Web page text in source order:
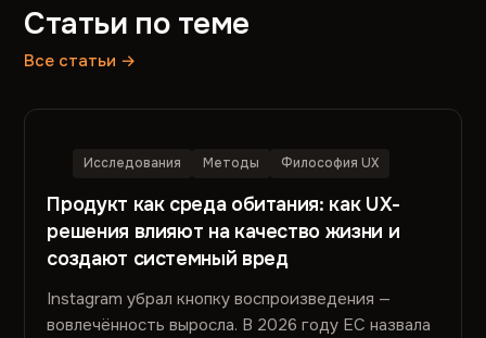
Статьи по теме
Все статьи →
Исследования Методы Философия UX
Продукт как среда обитания: как UX-
решения влияют на качество жизни и
создают системный вред
Instagram убрал кнопку воспроизведения —
вовлечённость выросла. В 2026 году EC назвала